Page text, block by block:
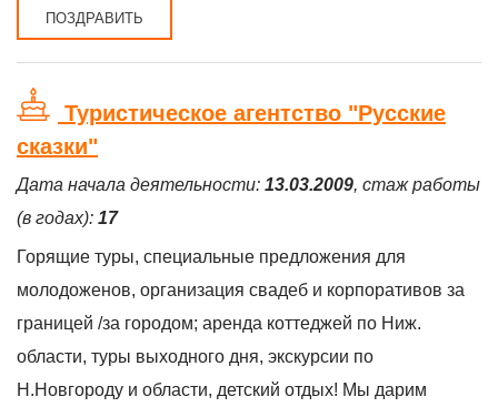
ПОЗДРАВИТЬ
Туристическое агентство "Русские
сказки"
Дата начала деятельности: 13.03.2009, стаж работы
(в годах): 17
Горящие туры, специальные предложения для
молодоженов, организация свадеб и корпоративов за
границей /за городом; аренда коттеджей по Ниж.
области, туры выходного дня, экскурсии по
Н.Новгороду и области, детский отдых! Мы дарим